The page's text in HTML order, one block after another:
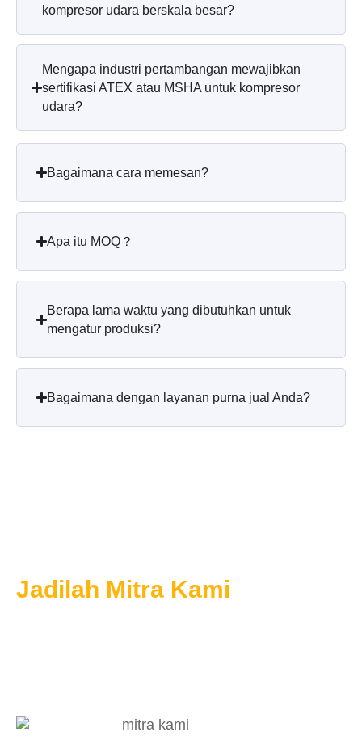
kompresor udara berskala besar?
Mengapa industri pertambangan mewajibkan
sertifikasi ATEX atau MSHA untuk kompresor
udara?
Bagaimana cara memesan?
Apa itu MOQ？
Berapa lama waktu yang dibutuhkan untuk
mengatur produksi?
Bagaimana dengan layanan purna jual Anda?
Jadilah Mitra Kami